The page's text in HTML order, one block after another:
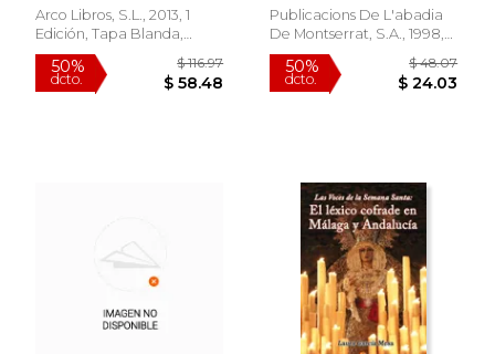
Cristóbal Corrales
Zumbado
Arco Libros, S.L., 2013, 1
Edición, Tapa Blanda,
Nuevo
Catalán)
Publicacions De L'abadia
De Montserrat, S.A., 1998,
Tapa Blanda, Nuevo